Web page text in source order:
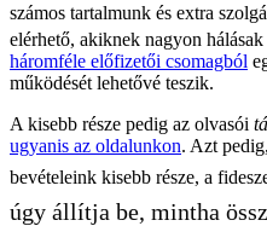
számos tartalmunk és extra
elérhető, akiknek nagyon
háromféle előfizetői csomagból
működését lehetővé teszik.
A kisebb része pedig az olvasói
ugyanis az oldalunkon. Azt
bevételeink kisebb része, a
úgy állítja be, mintha